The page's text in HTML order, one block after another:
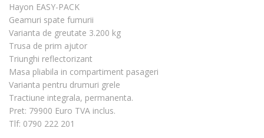
Hayon EASY-PACK
Geamuri spate fumurii
Varianta de greutate 3.200 kg
Trusa de prim ajutor
Triunghi reflectorizant
Masa pliabila in compartiment pasageri
Varianta pentru drumuri grele
Tractiune integrala, permanenta.
Pret: 79900 Euro TVA inclus.
Tlf: 0790 222 201